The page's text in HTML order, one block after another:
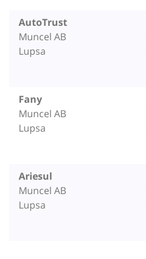
AutoTrust
Muncel AB
Lupsa
Fany
Muncel AB
Lupsa
Ariesul
Muncel AB
Lupsa